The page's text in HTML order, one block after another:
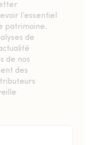
l’essentiel
patrimoine.
de
de nos
des